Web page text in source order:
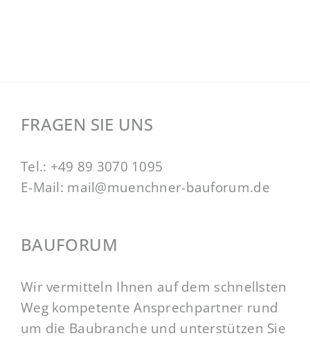
FRAGEN SIE UNS
Tel.: +49 89 3070 1095
E-Mail: mail@muenchner-bauforum.de
BAUFORUM
Wir vermitteln Ihnen auf dem schnellsten
Weg kompetente Ansprechpartner rund
um die Baubranche und unterstützen Sie